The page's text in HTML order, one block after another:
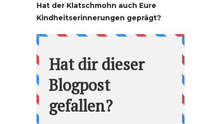
Hat der Klatschmohn auch Eure
Kindheitserinnerungen geprägt?